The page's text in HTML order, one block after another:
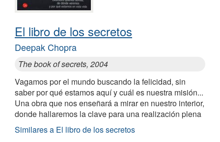
El libro de los secretos
Deepak Chopra
The book of secrets, 2004
Vagamos por el mundo buscando la felicidad, sin
saber por qué estamos aquí y cuál es nuestra misión...
Una obra que nos enseñará a mirar en nuestro interior,
donde hallaremos la clave para una realización plena
Similares a El libro de los secretos